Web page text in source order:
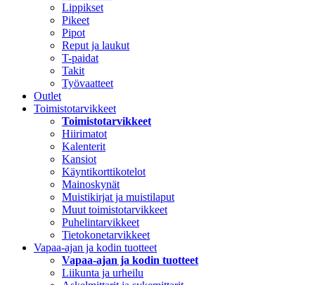
Lippikset
Pikeet
Pipot
Reput ja laukut
T-paidat
Takit
Työvaatteet
Outlet
Toimistotarvikkeet
Toimistotarvikkeet
Hiirimatot
Kalenterit
Kansiot
Käyntikorttikotelot
Mainoskynät
Muistikirjat ja muistilaput
Muut toimistotarvikkeet
Puhelintarvikkeet
Tietokonetarvikkeet
Vapaa-ajan ja kodin tuotteet
Vapaa-ajan ja kodin tuotteet
Liikunta ja urheilu